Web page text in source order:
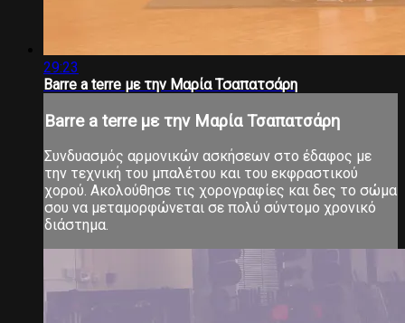
29:23
Barre a terre με την Μαρία Τσαπατσάρη
Barre a terre με την Μαρία Τσαπατσάρη
Συνδυασμός αρμονικών ασκήσεων στο έδαφος με
την τεχνική του μπαλέτου και του εκφραστικού
χορού. Ακολούθησε τις χορογραφίες και δες το σώμα
σου να μεταμορφώνεται σε πολύ σύντομο χρονικό
διάστημα.